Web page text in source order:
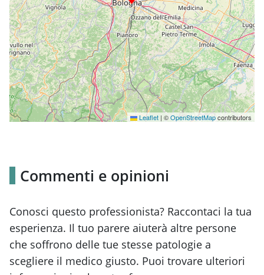
Leaflet | ©OpenStreetMapcontributors
Commenti e opinioni
Conosci questo professionista? Raccontaci la tua
esperienza. Il tuo parere aiuterà altre persone
che soffrono delle tue stesse patologie a
scegliere il medico giusto. Puoi trovare ulteriori